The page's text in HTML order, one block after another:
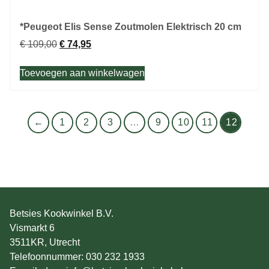
*Peugeot Elis Sense Zoutmolen Elektrisch 20 cm
€109,00 € 74,95
Toevoegen aan winkelwagen
← 1 2 3 … 9 10 11 12
Betsies Kookwinkel B.V.
Vismarkt 6
3511KR, Utrecht
Telefoonnummer: 030 232 1933